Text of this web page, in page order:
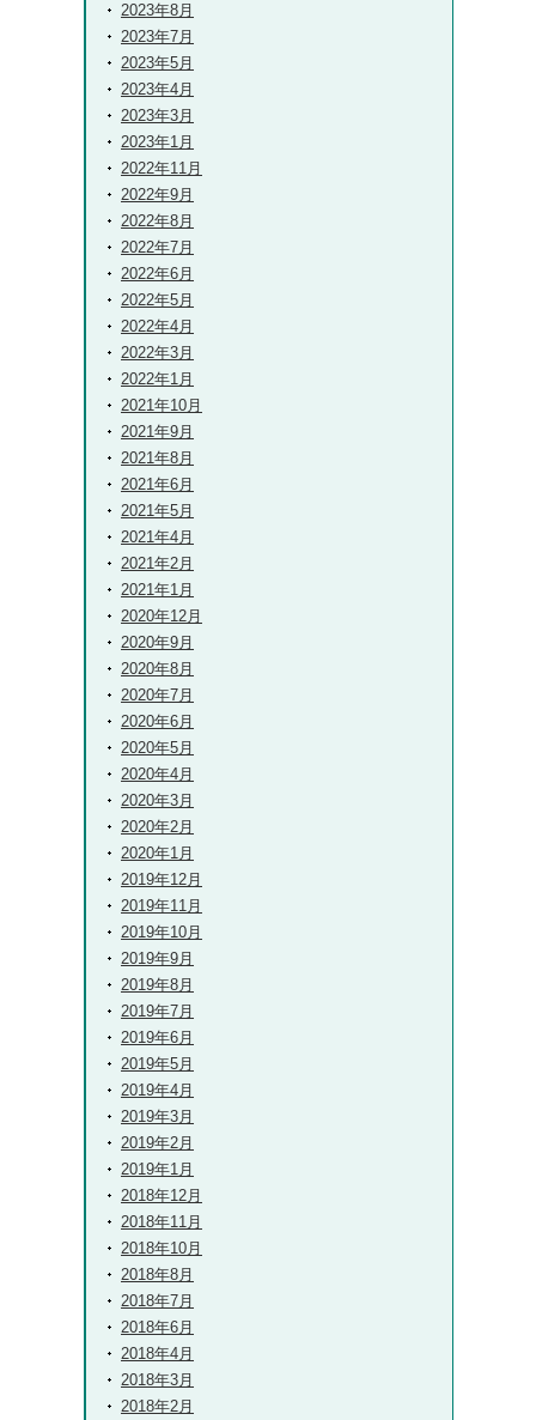
2023年8月
2023年7月
2023年5月
2023年4月
2023年3月
2023年1月
2022年11月
2022年9月
2022年8月
2022年7月
2022年6月
2022年5月
2022年4月
2022年3月
2022年1月
2021年10月
2021年9月
2021年8月
2021年6月
2021年5月
2021年4月
2021年2月
2021年1月
2020年12月
2020年9月
2020年8月
2020年7月
2020年6月
2020年5月
2020年4月
2020年3月
2020年2月
2020年1月
2019年12月
2019年11月
2019年10月
2019年9月
2019年8月
2019年7月
2019年6月
2019年5月
2019年4月
2019年3月
2019年2月
2019年1月
2018年12月
2018年11月
2018年10月
2018年8月
2018年7月
2018年6月
2018年4月
2018年3月
2018年2月